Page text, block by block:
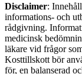
Disclaimer:
informations- och
rådgivning.
medicinsk
läkare vid frågor
Kosttillskott bör
för, en balanserad